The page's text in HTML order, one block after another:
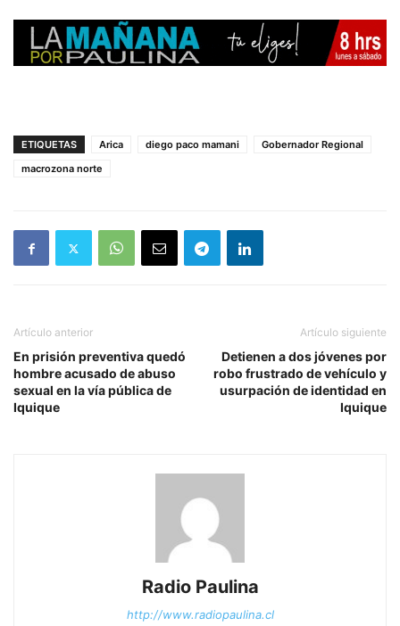
ETIQUETAS Arica diego paco mamani
Gobernador Regional
macrozona norte
Artículo anterior
En prisión preventiva quedó
hombre acusado de abuso
sexual en la vía pública de
Iquique
Artículo siguiente
Detienen a dos jóvenes por
robo frustrado de vehículo y
usurpación de identidad en
Iquique
Radio Paulina
http://www.radiopaulina.cl